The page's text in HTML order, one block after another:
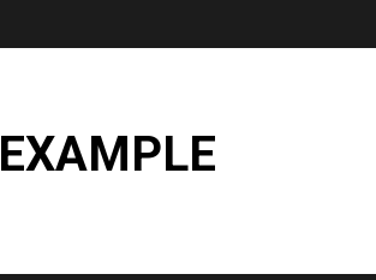
EXAMPLE